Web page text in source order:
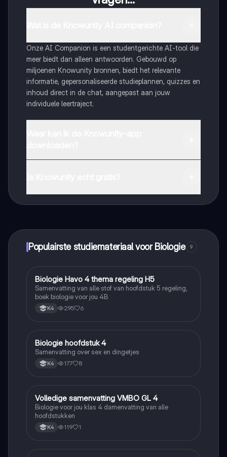
Onze AI Companion is een studentgerichte AI-tool die
meer biedt dan alleen antwoorden. Gebouwd op
miljoenen Knowunity bronnen, biedt het relevante
informatie, gepersonaliseerde studieplannen, quizzes en
inhoud direct in de chat, aangepast aan jouw
individuele leertraject.
Populairste studiemateriaal voor Biologie 9
Biologie
Biologie Havo 4 thema regeling H5
Samenvatting van alle stof van hoofdstuk 5 regeling,
boek biologie voor jou 4B
K4 295 6
Biologie
Biologie hoofdstuk 4
Samenvatting over sex en dingetjes
K4 177 8
Biologie
Volledige samenvatting VMBO GL 4
Biologie voor jou klas 4 damenvatting van alle
hoofdstukken
K4 119 1